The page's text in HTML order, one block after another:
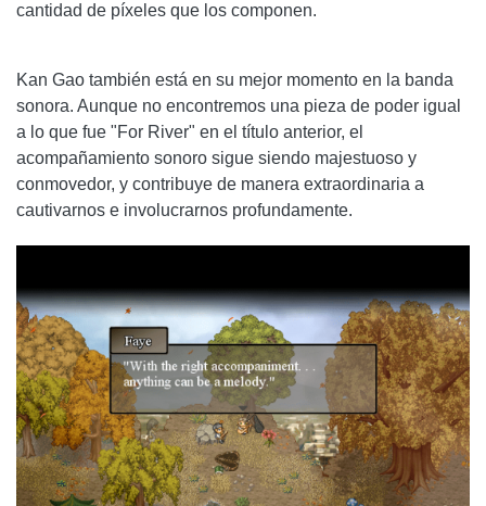
cantidad de píxeles que los componen.
Kan Gao también está en su mejor momento en la banda
sonora. Aunque no encontremos una pieza de poder igual
a lo que fue "For River" en el título anterior, el
acompañamiento sonoro sigue siendo majestuoso y
conmovedor, y contribuye de manera extraordinaria a
cautivarnos e involucrarnos profundamente.